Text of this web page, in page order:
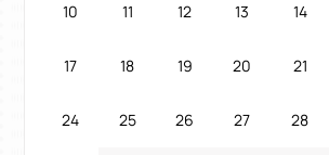
10 11 12 13 14
17 18 19 20 21
24 25 26 27 28